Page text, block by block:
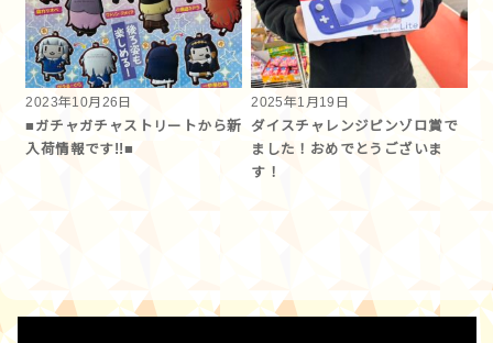
2023年10月26日
■ガチャガチャストリートから新
入荷情報です!!■
2025年1月19日
ダイスチャレンジピンゾロ賞で
ました！おめでとうございま
す！